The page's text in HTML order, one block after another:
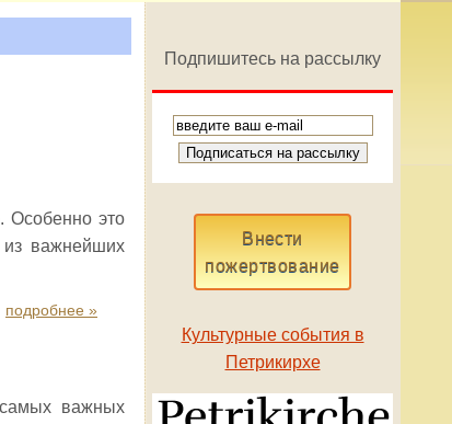
Особенно это
из важнейших
подробнее »
важных
Подпишитесь на рассылку
Внести
пожертвование
Культурные события в
Петрикирхе